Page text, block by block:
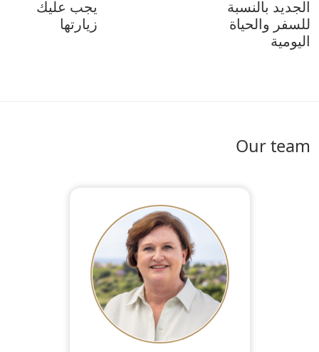
الجديد بالنسبة
للسفر والحياة
اليومية
يجب عليك
زيارتها
Our team